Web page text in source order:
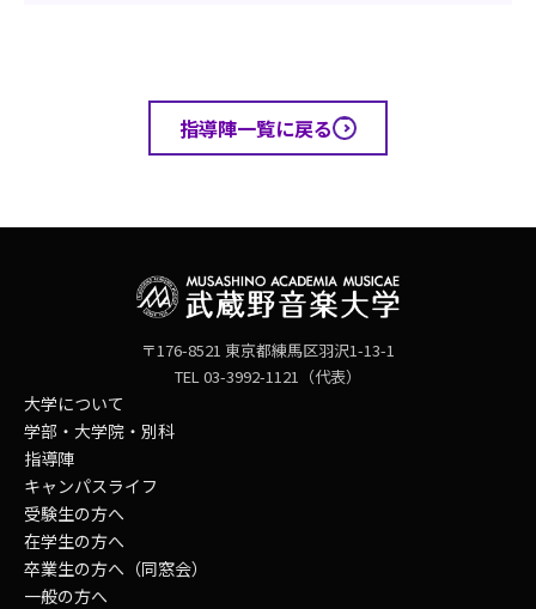
指導陣一覧に戻る
〒176-8521 東京都練馬区羽沢1-13-1
TEL 03-3992-1121（代表）
大学について
学部・大学院・別科
指導陣
キャンパスライフ
受験生の方へ
在学生の方へ
卒業生の方へ（同窓会）
一般の方へ